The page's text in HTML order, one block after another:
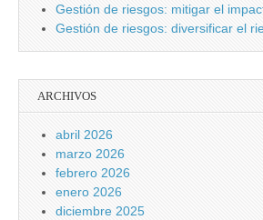
Gestión de riesgos: mitigar el
Gestión de riesgos: diversificar el
ARCHIVOS
abril 2026
marzo 2026
febrero 2026
enero 2026
diciembre 2025